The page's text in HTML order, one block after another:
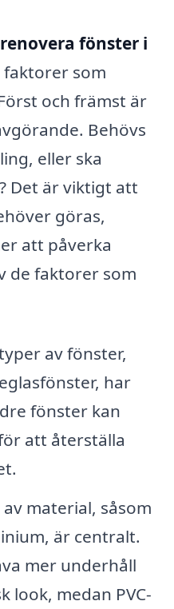
renovera fönster i
som
och främst är
Behövs
eller ska
Det är viktigt att
göras,
att påverka
de faktorer som
av fönster,
har
fönster kan
att återställa
av material, såsom
är centralt.
mer underhåll
look, medan PVC-